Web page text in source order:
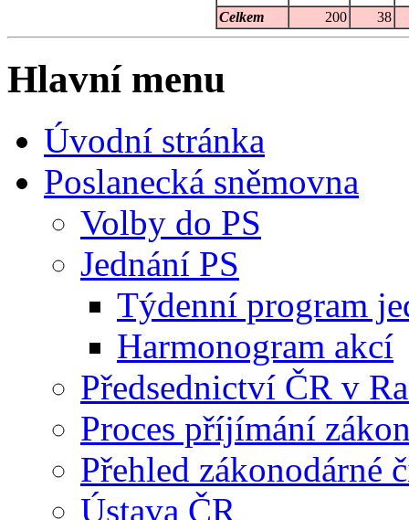
Celkem
200 38
Hlavní menu
Úvodní stránka
Poslanecká sněmovna
Volby do PS
Jednání PS
Týdenní program
Harmonogram akcí
Předsednictví ČR v
Proces příjímání
Přehled zákonodárné
Ústava ČR